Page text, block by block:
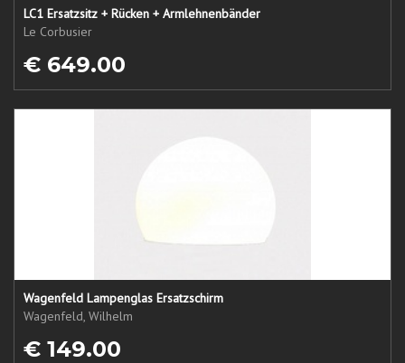
LC1 Ersatzsitz + Rücken + Armlehnenbänder
Le Corbusier
€ 649.00
Wagenfeld Lampenglas Ersatzschirm
Wagenfeld, Wilhelm
€ 149.00